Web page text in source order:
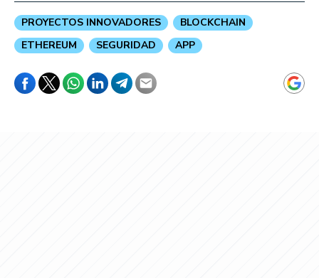
PROYECTOS INNOVADORES
BLOCKCHAIN
ETHEREUM
SEGURIDAD APP